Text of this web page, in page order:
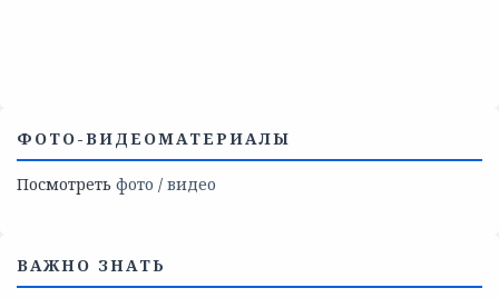
ФОТО-ВИДЕОМАТЕРИАЛЫ
Посмотреть фото / видео
ВАЖНО ЗНАТЬ